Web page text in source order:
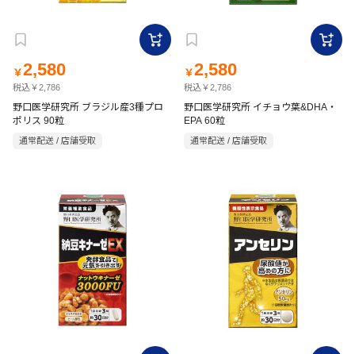
￥2,580
税込￥2,786
野口医学研究所 ブラジル産3種プロ
ポリス 90粒
通常配送 / 店舗受取
￥2,580
税込￥2,786
野口医学研究所 イチョウ葉&DHA・
EPA 60粒
通常配送 / 店舗受取